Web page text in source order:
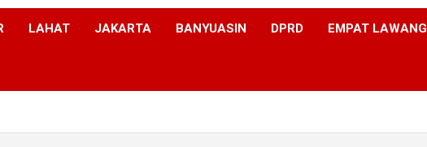
LAHAT JAKARTA BANYUASIN DPRD EMPAT LAWANG